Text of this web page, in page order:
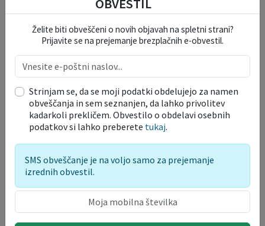
komuniciranje)
Infografika o testiranju na okužbo s koronavirusom
(Vir: Urad Vlade RS za komuniciranje)
Infografika o zaščitnih maskah (Vir: Urad Vlade RS za
komuniciranje)
Infografika o ukrepih in zaščiti pred koronavirusom
Priporočila za preprečevanje okužb dihal in drugih
podobnih obolenj v vrtcih in šolah (zloženka)
Kaj lahko storim, da preprečim širjenje novega
koronavirusa? (plakat)
OBVESTIL
Želite biti obveščeni o novih objavah na spletni strani?
Prijavite se na prejemanje brezplačnih e-obvestil.
Strinjam se, da se moji podatki obdelujejo za namen
obveščanja in sem seznanjen, da lahko privolitev
kadarkoli prekličem. Obvestilo o obdelavi osebnih
podatkov si lahko preberete tukaj.
SMS obveščanje je na voljo samo za prejemanje
izrednih obvestil.